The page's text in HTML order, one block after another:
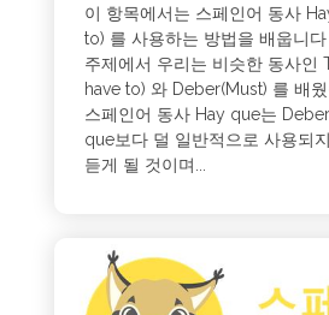
이 항목에서는 스페인어 동사
to) 를 사용하는 방법을 배웁니
주제에서 우리는 비슷한 동사인
have to) 와 Deber(Must) 를 배웠
스페인어 동사 Hay que는
que보다 덜 일반적으로 사용되
듣게 될 것이며...